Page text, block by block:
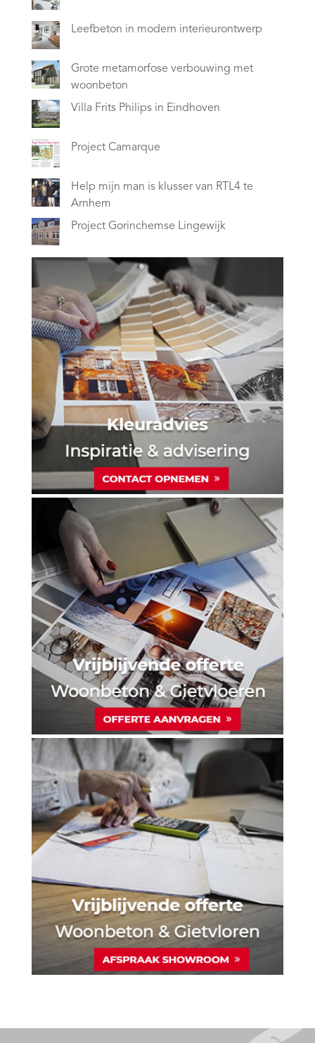
Leefbeton in modern interieurontwerp
Grote metamorfose verbouwing met
woonbeton
Villa Frits Philips in Eindhoven
Project Camarque
Help mijn man is klusser van RTL4 te
Arnhem
Project Gorinchemse Lingewijk